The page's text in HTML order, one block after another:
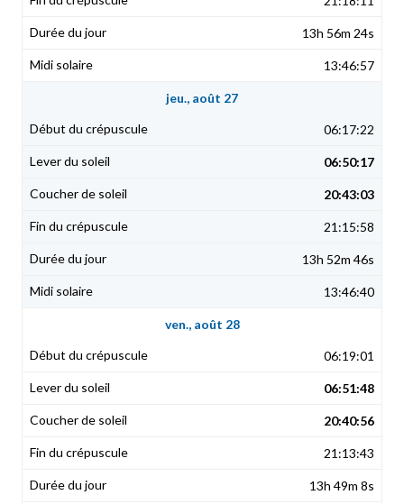
13h 56m 24s
13:46:57
jeu., août 27
06:17:22
06:50:17
20:43:03
21:15:58
13h 52m 46s
13:46:40
ven., août 28
06:19:01
06:51:48
20:40:56
21:13:43
13h 49m 8s